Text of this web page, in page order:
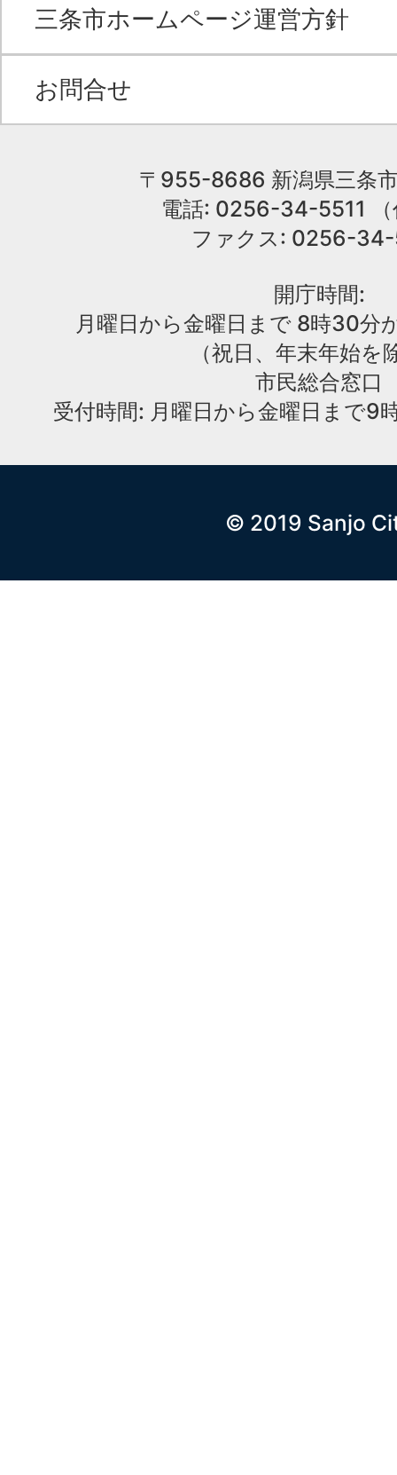
三条市ホームページ運営方針
お問合せ
〒955-8686 新潟県三条
電話: 0256-34-5511
ファクス: 0256-
開庁時間:
月曜日から金曜日まで 8時30分
（祝日、年末年始を
市民総合窓口
受付時間: 月曜日から金曜日まで9
© 2019 Sanjo